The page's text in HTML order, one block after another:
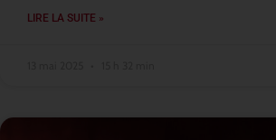
LIRE LA SUITE »